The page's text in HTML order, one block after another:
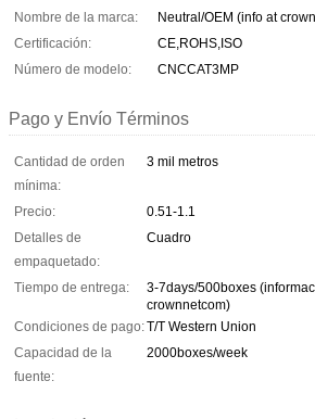
Nombre de la marca:
Neutral/OEM (info at
Certificación:
CE,ROHS,ISO
Número de modelo:
CNCCAT3MP
Pago y Envío Términos
Cantidad de orden
mínima:
3 mil metros
Precio:
0.51-1.1
Detalles de
empaquetado:
Cuadro
Tiempo de entrega:
3-7days/500boxes
crownnetcom)
Condiciones de pago:T/T Western Union
Capacidad de la
fuente:
2000boxes/week